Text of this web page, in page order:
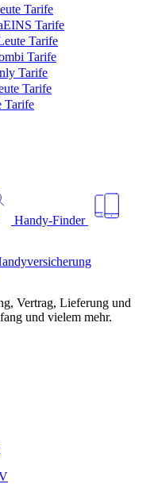
Tarife
Tarife
Tarife
Tarife
Tarife
Tarife
Tarife
Handy-Finder
Vertrag, Lieferung und
und vielem mehr.